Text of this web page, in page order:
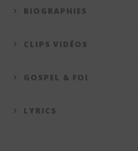
BIOGRAPHIES
CLIPS VIDÉOS
GOSPEL & FOI
LYRICS